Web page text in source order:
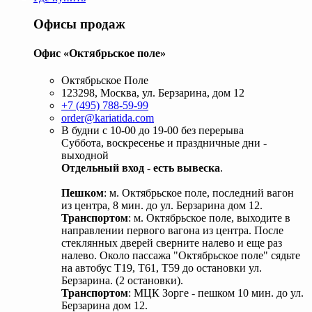
Офисы продаж
Офис «Октябрьское поле»
Октябрьское Поле
123298, Москва, ул. Берзарина, дом 12
+7 (495) 788-59-99
order@kariatida.com
В будни с 10-00 до 19-00 без перерыва
Суббота, воскресенье и праздничные дни -
выходной
Отдельный вход - есть вывеска.
Пешком: м. Октябрьское поле, последний вагон
из центра, 8 мин. до ул. Берзарина дом 12.
Транспортом: м. Октябрьское поле, выходите в
направлении первого вагона из центра. После
стеклянных дверей сверните налево и еще раз
налево. Около пассажа "Октябрьское поле" сядьте
на автобус Т19, Т61, Т59 до остановки ул.
Берзарина. (2 остановки).
Транспортом: МЦК Зорге - пешком 10 мин. до ул.
Берзарина дом 12.